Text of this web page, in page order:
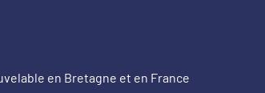
en Bretagne et en France